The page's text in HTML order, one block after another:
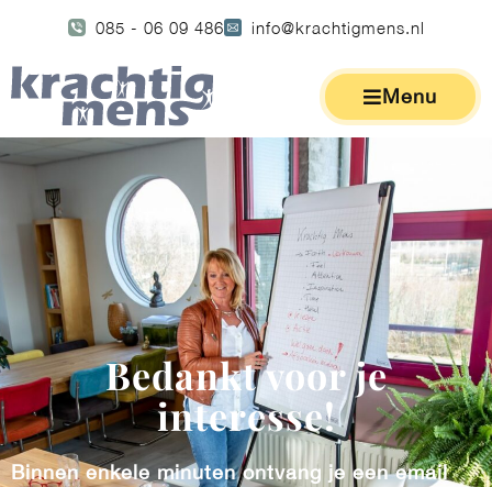
085 - 06 09 486 info@krachtigmens.nl
Menu
Bedankt voor je
interesse!
Binnen enkele minuten ontvang je een email